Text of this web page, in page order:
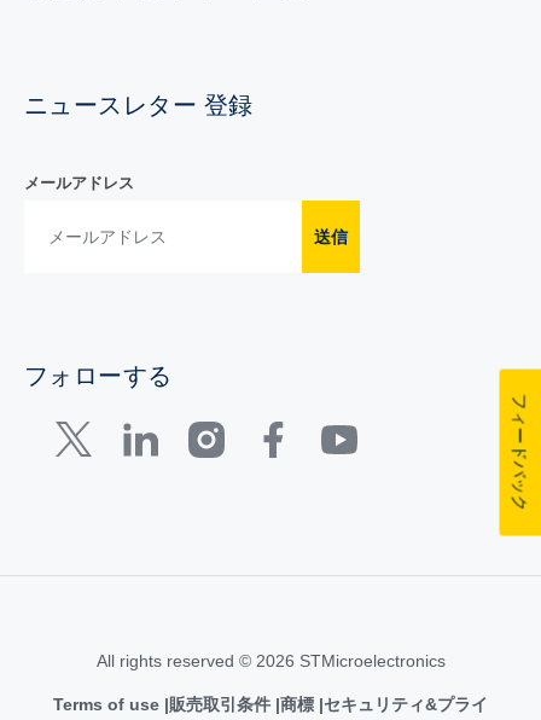
ニュースレター 登録
メールアドレス
送信
フォローする
All rights reserved © 2026 STMicroelectronics
Terms of use 販売取引条件 商標 セキュリティ&プライ
フィードバック